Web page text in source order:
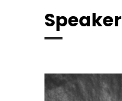
Speaker